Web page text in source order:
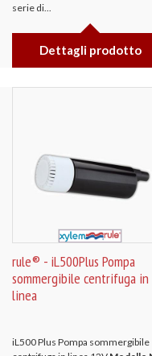
serie di...
Dettagli prodotto
rule® - iL500Plus Pompa
sommergibile centrifuga in
linea
iL500 Plus Pompa sommergibile